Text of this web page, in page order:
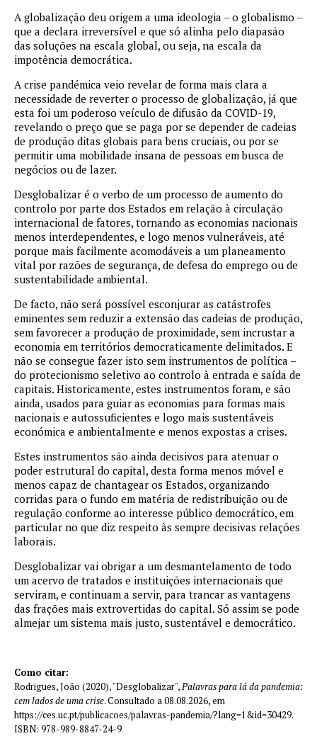
A globalização deu origem a uma ideologia – o globalismo –
que a declara irreversível e que só alinha pelo diapasão
das soluções na escala global, ou seja, na escala da
impotência democrática.
A crise pandémica veio revelar de forma mais clara a
necessidade de reverter o processo de globalização, já que
esta foi um poderoso veículo de difusão da COVID-19,
revelando o preço que se paga por se depender de cadeias
de produção ditas globais para bens cruciais, ou por se
permitir uma mobilidade insana de pessoas em busca de
negócios ou de lazer.
Desglobalizar é o verbo de um processo de aumento do
controlo por parte dos Estados em relação à circulação
internacional de fatores, tornando as economias nacionais
menos interdependentes, e logo menos vulneráveis, até
porque mais facilmente acomodáveis a um planeamento
vital por razões de segurança, de defesa do emprego ou de
sustentabilidade ambiental.
De facto, não será possível esconjurar as catástrofes
eminentes sem reduzir a extensão das cadeias de produção,
sem favorecer a produção de proximidade, sem incrustar a
economia em territórios democraticamente delimitados. E
não se consegue fazer isto sem instrumentos de política –
do protecionismo seletivo ao controlo à entrada e saída de
capitais. Historicamente, estes instrumentos foram, e são
ainda, usados para guiar as economias para formas mais
nacionais e autossuficientes e logo mais sustentáveis
económica e ambientalmente e menos expostas a crises.
Estes instrumentos são ainda decisivos para atenuar o
poder estrutural do capital, desta forma menos móvel e
menos capaz de chantagear os Estados, organizando
corridas para o fundo em matéria de redistribuição ou de
regulação conforme ao interesse público democrático, em
particular no que diz respeito às sempre decisivas relações
laborais.
Desglobalizar vai obrigar a um desmantelamento de todo
um acervo de tratados e instituições internacionais que
serviram, e continuam a servir, para trancar as vantagens
das frações mais extrovertidas do capital. Só assim se pode
almejar um sistema mais justo, sustentável e democrático.
Como citar:
Rodrigues, João (2020), "Desglobalizar", Palavras para lá da pandemia:
cem lados de uma crise. Consultado a 08.08.2026, em
https://ces.uc.pt/publicacoes/palavras-pandemia/?lang=1&id=30429.
ISBN: 978-989-8847-24-9